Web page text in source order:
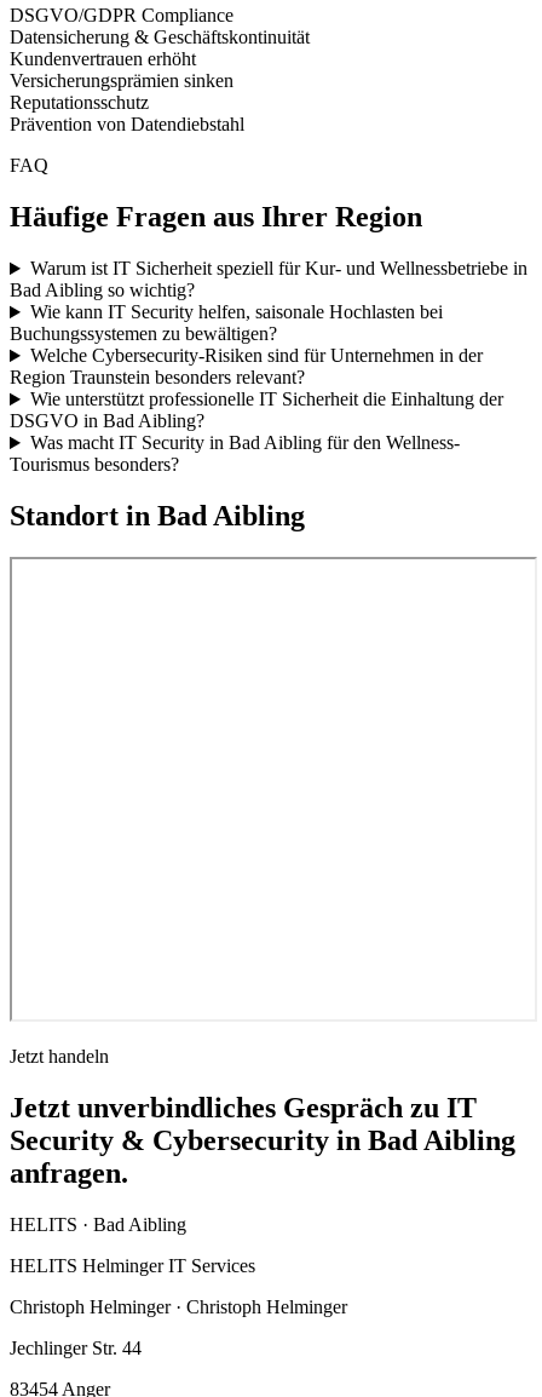
DSGVO/GDPR Compliance
Datensicherung & Geschäftskontinuität
Kundenvertrauen erhöht
Versicherungsprämien sinken
Reputationsschutz
Prävention von Datendiebstahl
FAQ
Häufige Fragen aus Ihrer Region
Warum ist IT Sicherheit speziell für Kur- und Wellnessbetriebe in
Bad Aibling so wichtig?
Wie kann IT Security helfen, saisonale Hochlasten bei
Buchungssystemen zu bewältigen?
Welche Cybersecurity-Risiken sind für Unternehmen in der
Region Traunstein besonders relevant?
Wie unterstützt professionelle IT Sicherheit die Einhaltung der
DSGVO in Bad Aibling?
Was macht IT Security in Bad Aibling für den Wellness-
Tourismus besonders?
Standort in Bad Aibling
Jetzt handeln
Jetzt unverbindliches Gespräch zu IT
Security & Cybersecurity in Bad Aibling
anfragen.
HELITS · Bad Aibling
HELITS Helminger IT Services
Christoph Helminger · Christoph Helminger
Jechlinger Str. 44
83454 Anger